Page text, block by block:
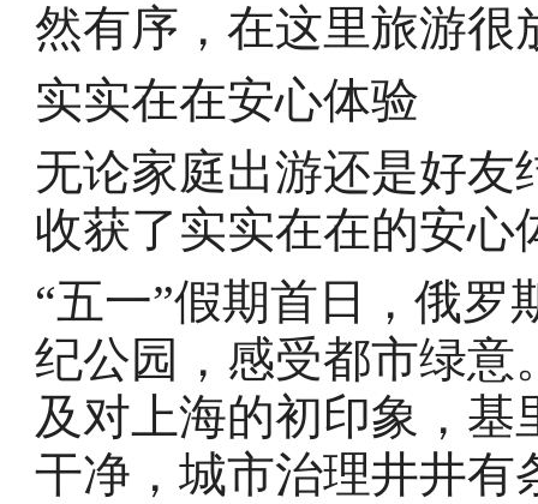
然有序，在这里旅游很
实实在在安心体验
无论家庭出游还是好
收获了实实在在的安心
“五一”假期首日，俄
纪公园，感受都市绿意
及对上海的初印象，
干净，城市治理井井有